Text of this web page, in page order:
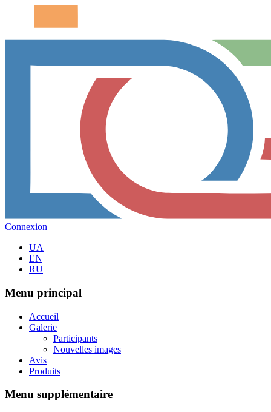
Connexion
UA
EN
RU
Menu principal
Accueil
Galerie
Participants
Nouvelles images
Avis
Produits
Menu supplémentaire